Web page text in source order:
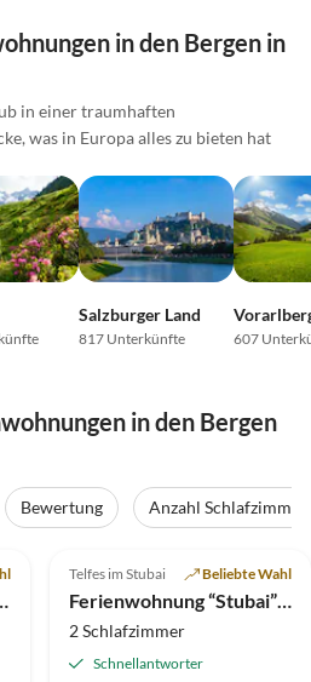
in den Bergen in
in einer traumhaften
was in Europa alles zu bieten hat
Salzburger Land
817 Unterkünfte 607
in den Bergen
Bewertung Anzahl Schlafzimmer
Top-Inserat
Telfes im Stubai Beliebte Wahl
Ferienwohnung “Stubai” by Pircher-Maes
2 Schlafzimmer
Schnellantworter